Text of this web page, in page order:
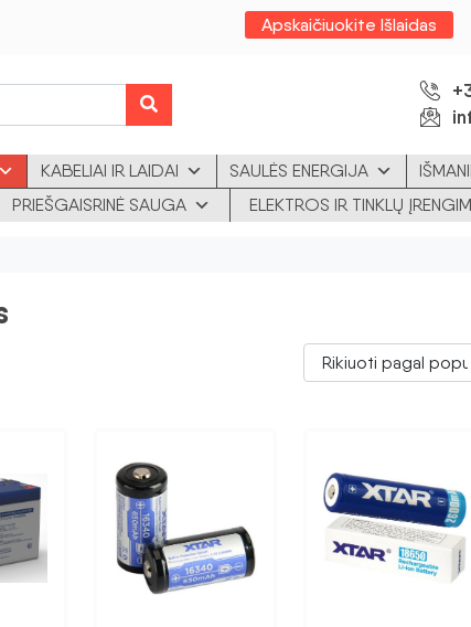
Apskaičiuokite Išlaidas
KABELIAI IR LAIDAI SAULĖS ENERGIJA
PRIEŠGAISRINĖ SAUGA ELEKTROS IR TINKLŲ